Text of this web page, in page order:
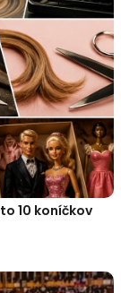
10 koníčkov